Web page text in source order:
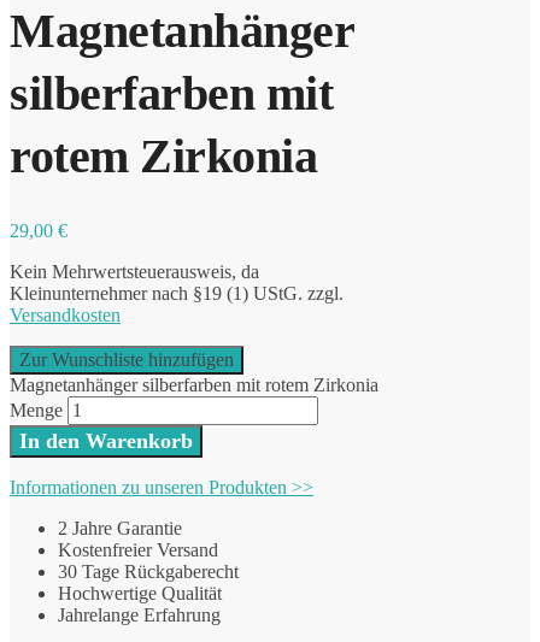
Magnetanhänger
silberfarben mit
rotem Zirkonia
29,00 €
Kein Mehrwertsteuerausweis, da
Kleinunternehmer nach §19 (1) UStG. zzgl.
Versandkosten
Zur Wunschliste hinzufügen
Magnetanhänger silberfarben mit rotem Zirkonia
Menge
In den Warenkorb
Informationen zu unseren Produkten >>
2 Jahre Garantie
Kostenfreier Versand
30 Tage Rückgaberecht
Hochwertige Qualität
Jahrelange Erfahrung